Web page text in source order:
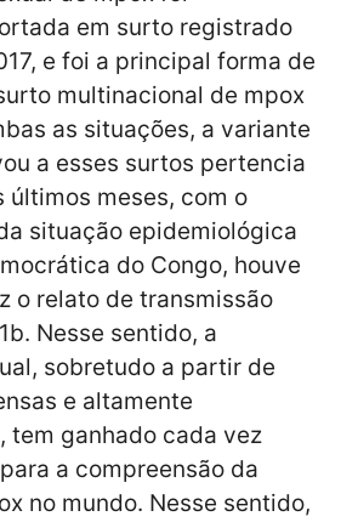
em surto registrado
e foi a principal forma de
multinacional de mpox
as situações, a variante
a esses surtos pertencia
últimos meses, com o
situação epidemiológica
do Congo, houve
o relato de transmissão
Nesse sentido, a
sobretudo a partir de
e altamente
tem ganhado cada vez
a compreensão da
no mundo. Nesse sentido,